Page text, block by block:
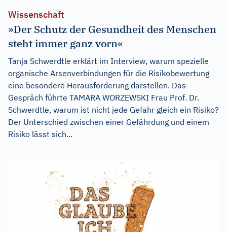
Wissenschaft
»Der Schutz der Gesundheit des Menschen
steht immer ganz vorn«
Tanja Schwerdtle erklärt im Interview, warum spezielle
organische Arsenverbindungen für die Risikobewertung
eine besondere Herausforderung darstellen. Das
Gespräch führte TAMARA WORZEWSKI Frau Prof. Dr.
Schwerdtle, warum ist nicht jede Gefahr gleich ein Risiko?
Der Unterschied zwischen einer Gefährdung und einem
Risiko lässt sich...